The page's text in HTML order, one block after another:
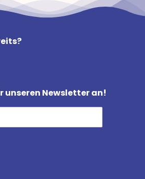
unseren Newsletter an!